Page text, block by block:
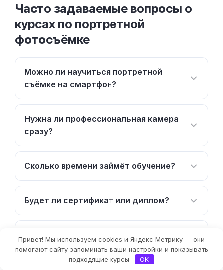
Часто задаваемые вопросы о
курсах по портретной
фотосъёмке
Можно ли научиться портретной
съёмке на смартфон?
Нужна ли профессиональная камера
сразу?
Сколько времени займёт обучение?
Будет ли сертификат или диплом?
Помогают ли с поиском моделей для
практики?
Привет! Мы используем cookies и Яндекс Метрику — они
помогают сайту запоминать ваши настройки и показывать
подходящие курсы
OK
Фильтры